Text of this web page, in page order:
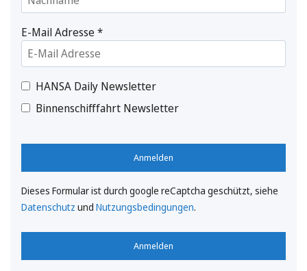
E-Mail Adresse*
HANSA Daily Newsletter
Binnenschifffahrt Newsletter
Anmelden
Dieses Formular ist durch google reCaptcha geschützt, siehe
Datenschutz und Nutzungsbedingungen.
Anmelden